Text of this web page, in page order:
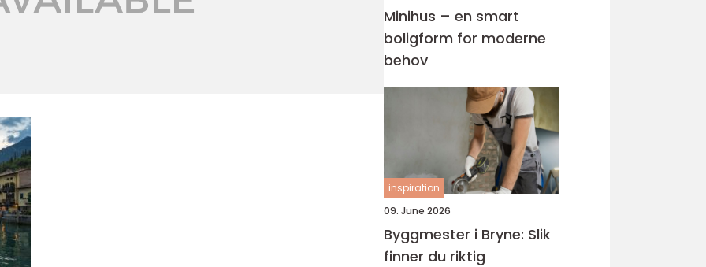
Minihus – en smart
boligform for moderne
behov
inspiration
09. June 2026
Byggmester i Bryne: Slik
finner du riktig